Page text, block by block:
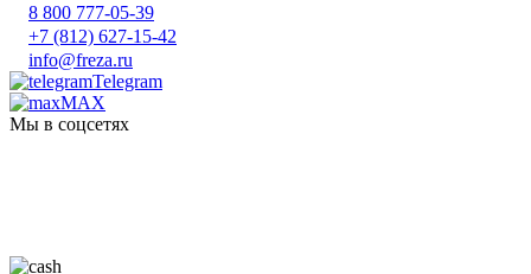
8 800 777-05-39
+7 (812) 627-15-42
info@freza.ru
Telegram
MAX
Мы в соцсетях